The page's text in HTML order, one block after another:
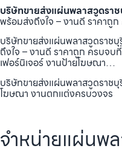
บริษัทขายส่งแผ่นพลาสวูดรา
พร้อมส่งถึงใจ – งานดี ราคาถู
บริษัทขายส่งแผ่นพลาสวูดราช
ถึงใจ – งานดี ราคาถูก ครบจ
เฟอร์นิเจอร์ งานป้ายโฆษณา…
บริษัทขายส่งแผ่นพลาสวูดราชบุ
โฆษณา งานตกแต่งครบวงจร
จำหน่ายแผ่นพ